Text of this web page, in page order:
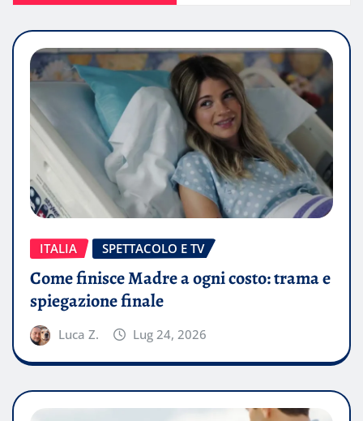
ITALIA SPETTACOLO E TV
Come finisce Madre a ogni costo: trama e
spiegazione finale
Luca Z. Lug 24, 2026